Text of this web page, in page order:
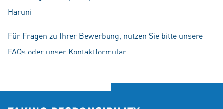
Haruni
Für Fragen zu Ihrer Bewerbung, nutzen Sie bitte unsere
FAQs oder unser Kontaktformular